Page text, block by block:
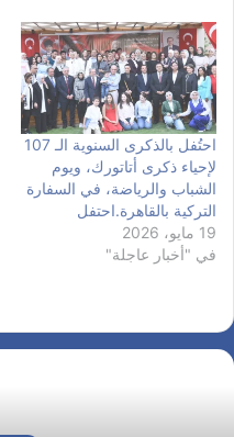
احتُفل بالذكرى السنوية الـ 107
لإحياء ذكرى أتاتورك، ويوم
الشباب والرياضة، في السفارة
التركية بالقاهرة.احتفل
19 مايو، 2026
في "أخبار عاجلة"